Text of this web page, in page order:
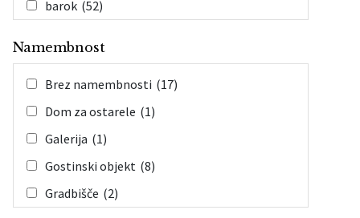
barok (52)
romantika (3)
historizem (26)
Namembnost
Brez namembnosti (17)
Dom za ostarele (1)
Galerija (1)
Gostinski objekt (8)
Gradbišče (2)